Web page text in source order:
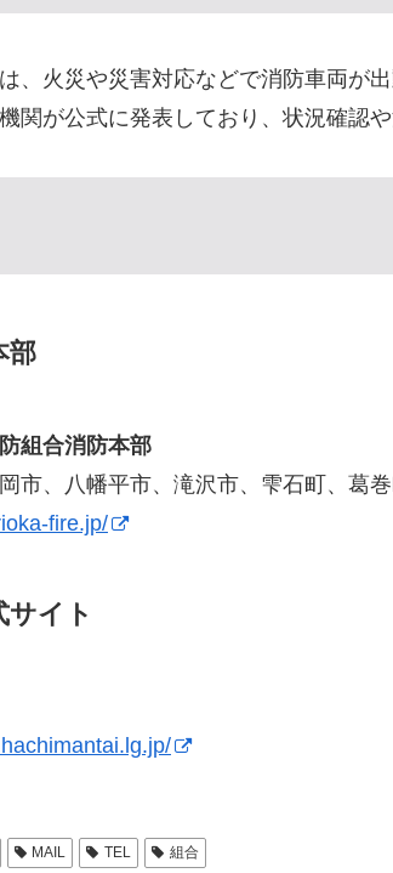
、火災や災害対応などで消防車両が
関が公式に発表しており、状況確認
部
組合消防本部
市、八幡平市、滝沢市、雫石町、葛
fire.jp/
サイト
MAIL TEL 組合